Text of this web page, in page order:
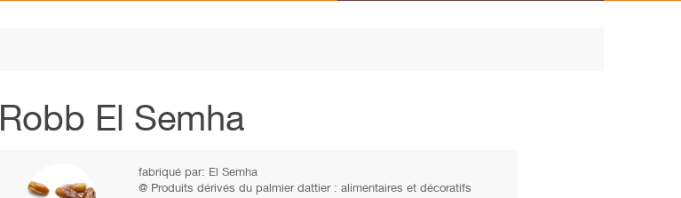
Robb El Semha
fabriqué par: El Semha
@ Produits dérivés du palmier dattier : alimentaires et décoratifs